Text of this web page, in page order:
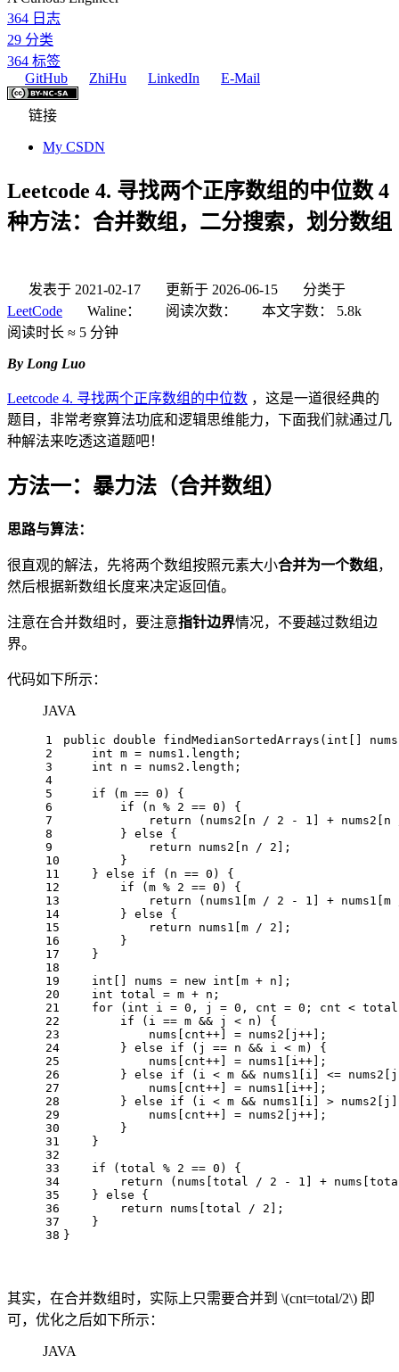
364 日志
29 分类
364 标签
GitHub
ZhiHu LinkedIn E-Mail
链接
My CSDN
Leetcode 4. 寻找两个正序数组的中位数 4
种方法：合并数组，二分搜索，划分数组
发表于 2021-02-17 更新于 2026-06-15
分类于
LeetCode
Waline： 阅读次数： 本文字数：
5.8k
阅读时长 ≈ 5 分钟
By Long Luo
Leetcode 4. 寻找两个正序数组的中位数 ，这是一道很经典的
题目，非常考察算法功底和逻辑思维能力，下面我们就通过几
种解法来吃透这道题吧！
方法一：暴力法（合并数组）
思路与算法：
很直观的解法，先将两个数组按照元素大小合并为一个数组 ，
然后根据新数组长度来决定返回值。
注意在合并数组时，要注意指针边界情况，不要越过数组边
界。
代码如下所示：
JAVA
1
2
3
4
5
6
7
8
9
10
11
12
13
14
15
16
17
18
19
20
21
22
23
24
25
26
27
28
29
30
31
32
33
34
35
36
37
38
public double findMedianSortedArrays ( int []
int m = nums1.length;
int
n = nums2.length;
if (m == 0 ) {
if (n % 2 == 0 ) {
return (nums2[n / 2 - 1 ] +
        }
else {
return nums2[n / 2 ];
        }
    }
else if (n == 0 ) {
if (m % 2 == 0 ) {
return (nums1[m / 2 - 1 ] +
        }
else {
return nums1[m / 2 ];
        }
    }
int [] nums = new int [m + n];
int total = m + n;
for ( int i = 0 , j = 0 , cnt = 0 ; cnt <
if (i == m && j < n) {
            nums[cnt++] = nums2[j++];
        }
else if (j == n && i < m) {
            nums[cnt++] = nums1[i++];
        }
else if (i < m && nums1[i] <=
            nums[cnt++] = nums1[i++];
        }
else if (i < m && nums1[i] >
            nums[cnt++] = nums2[j++];
        }
    }
if (total % 2 == 0 ) {
return (nums[total / 2 - 1 ] +
    }
else {
return nums[total / 2 ];
    }
}
其实，在合并数组时，实际上只需要合并到 \(cnt=total/2\) 即
可，优化之后如下所示：
JAVA